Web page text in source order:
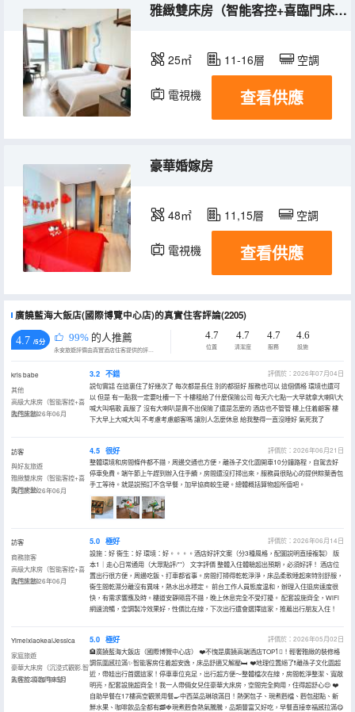
雅緻雙床房（智能客控+喜臨門床墊）
25㎡ 11-16層 空調
電視機 查看供應
豪華婚嫁房
48㎡ 11,15層 空調
電視機 查看供應
廣饒藍海大飯店(國際博覽中心店)的真實住客評論(2205)
4.7 /5分 99% 的人推薦
永安旅遊評價由真實酒店住客提供的評價。
4.7
位置
4.7
清潔度
4.7
服務
4.6
設施
kris babe
其他
高級大床房（智能客控+喜
臨門床墊）
入住於2026年06月
3.2 不錯
評價於：2026年07月04日
説句實話 在這裏住了好幾次了 每次都是長住 別的都挺好 服務也可以 這個價格 環境也還可
以 但是 有一點我一定要吐槽一下 十樓租給了什麼保險公司 每天六七點一大早就拿大喇叭大
喊大叫唱歌 真服了 沒有大喇叭是賣不出保險了還是怎麼的 酒店也不管管 樓上住着顧客 樓
下大早上大喊大叫 不考慮考慮顧客嗎 讓別人怎麼休息 給我整得一直沒睡好 氣死我了
訪客
與好友旅遊
雅緻雙床房（智能客控+喜
臨門床墊）
入住於2026年06月
4.5 很好
評價於：2026年06月21日
整體環境和房間條件都不錯，周邊交通也方便，離孫子文化園開車10分鐘路程，自駕去好
停車免費。端午節上午趕到辦入住手續，房間還沒打掃出來，服務員很貼心的提供粽葉香包
手工等待。就是説預訂不含早餐，加早協商較生硬。總體概括算物超所值吧。
訪客
商務旅客
高級大床房（智能客控+喜
臨門床墊）
入住於2026年06月
5.0 極好
評價於：2026年06月14日
設施：好 衞生：好 環境：好。。。。酒店好評文案（分3種風格，配圖説明直接複製） 版
本1｜走心日常通用（大眾點評/**） 文字評價 整體入住體驗超出預期，必須好評！ 酒店位
置出行很方便，周邊吃飯、打車都省事。房間打掃得乾乾淨淨，床品柔軟睡起來特別舒服，
衞生間乾濕分離沒有異味，熱水出水穩定。 前台工作人員態度温和，辦理入住退房速度很
快，有需求響應及時。樓道安靜隔音不錯，晚上休息完全不受打擾。 配套設施齊全，WiFi
網速流暢，空調製冷效果好，性價比在線，下次出行還會選擇這家，推薦出行朋友入住！
YimeixiaokeaiJessica
家庭旅遊
豪華大床房（沉浸式觀影.智
能客控.喜臨門床墊）
入住於2026年05月
5.0 極好
評價於：2026年05月02日
🏨廣饒藍海大飯店（國際博覽中心店） ❤️不愧是廣饒高端酒店TOP1⃣️！輕奢雅緻的裝修格
調氛圍感拉滿✨智能客房住着超安逸，床品舒適又解壓🛏️ ❤️地理位置絕了❗離孫子文化園超
近，帶娃出行首選這家！停車車位充足，出行超方便～整體檔次在線，房間乾淨整潔、寬敞
明亮，配套設施超齊全！我一人帶倆女兒住豪華大床房，空間完全夠用，住得超舒心😌 ❤️
自助早餐在17樓高空觀景用餐🍳中西菜品琳琅滿目！熱粥包子、現煮麪檔、麪包甜點、新
鮮水果、咖啡飲品全都有🥓🍓現煮麪食熱氣騰騰，品類豐富又好吃，早餐直接幸福感拉滿😋